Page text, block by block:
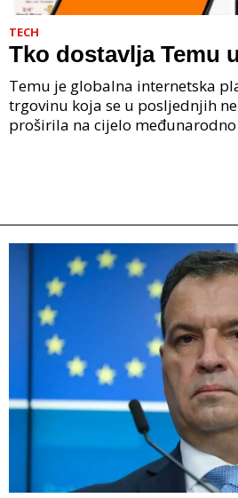
TECH
Tko dostavlja Temu
Temu je globalna internetska
trgovinu koja se u posljednjih
proširila na cijelo